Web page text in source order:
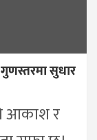
सुधार
आकाश र